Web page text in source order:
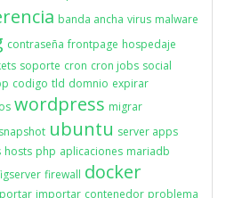
banda ancha virus malware
contraseña frontpage hospedaje
soporte cron cron jobs social
codigo tld domnio expirar
wordpress migrar
snapshot ubuntu server apps
hosts php aplicaciones mariadb
firewall docker
importar contenedor problema